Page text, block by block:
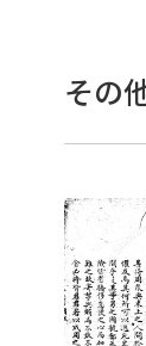
その